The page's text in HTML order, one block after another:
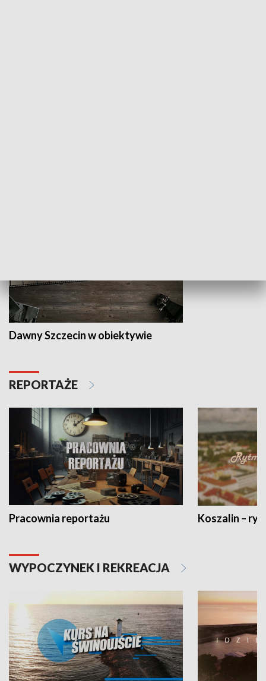
Dawny Szczecin w obiektywie
REPORTAŻE
Pracownia reportażu Koszalin –
WYPOCZYNEK I REKREACJA